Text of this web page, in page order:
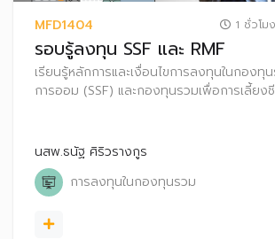
MFD1404 1 ชั่วโม
รอบรู้ลงทุน SSF และ RMF
เรียนรู้หลักการและเงื่อนไขการลงทุนในกองทุ
การออม (SSF) และกองทุนรวมเพื่อการเลี้ยง
นสพ.ธนัฐ ศิริวรางกูร
การลงทุนในกองทุนรวม